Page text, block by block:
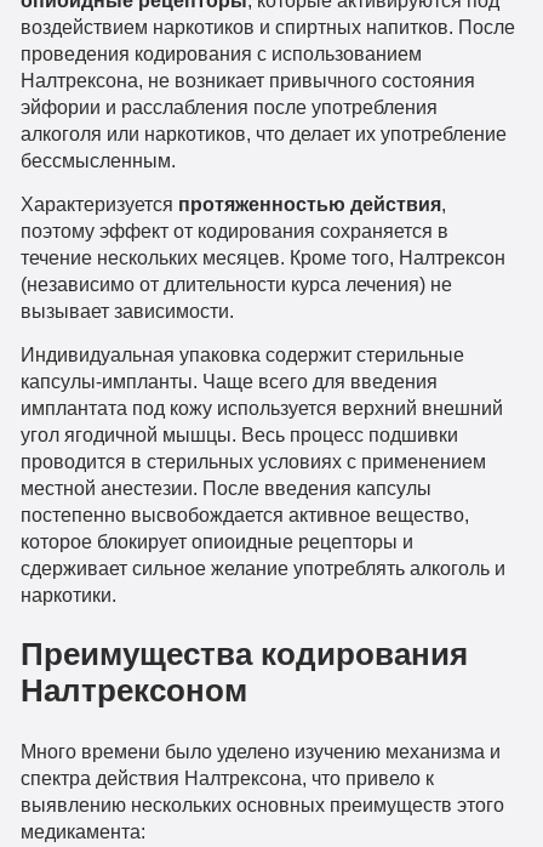
воздействием наркотиков и спиртных напитков. После
проведения кодирования с использованием
Налтрексона, не возникает привычного состояния
эйфории и расслабления после употребления
алкоголя или наркотиков, что делает их употребление
бессмысленным.
Характеризуется протяженностью действия,
поэтому эффект от кодирования сохраняется в
течение нескольких месяцев. Кроме того, Налтрексон
(независимо от длительности курса лечения) не
вызывает зависимости.
Индивидуальная упаковка содержит стерильные
капсулы-импланты. Чаще всего для введения
имплантата под кожу используется верхний внешний
угол ягодичной мышцы. Весь процесс подшивки
проводится в стерильных условиях с применением
местной анестезии. После введения капсулы
постепенно высвобождается активное вещество,
которое блокирует опиоидные рецепторы и
сдерживает сильное желание употреблять алкоголь и
наркотики.
Преимущества кодирования
Налтрексоном
Много времени было уделено изучению механизма и
спектра действия Налтрексона, что привело к
выявлению нескольких основных преимуществ этого
медикамента: